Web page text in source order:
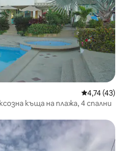
Средна
4,74 (43)
къща на плажа, 4 спални